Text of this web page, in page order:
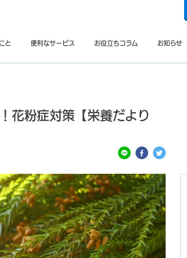
と 便利なサービス お役立ちコラム お知らせ
花粉症対策【栄養だより